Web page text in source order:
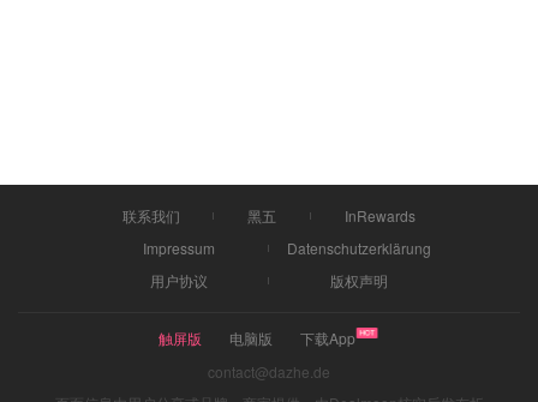
联系我们 黑五
InRewards
Impressum
Datenschutzerklärung
用户协议
版权声明
触屏版 电脑版
下载App
contact@dazhe.de